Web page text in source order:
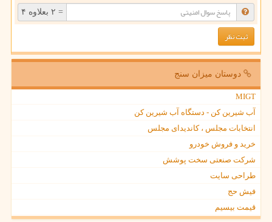
= ۲ بعلاوه ۴
دوستان میزان سنج
MIGT
آب شیرین کن - دستگاه آب شیرین کن
انتخابات مجلس ، کاندیدای مجلس
خرید و فروش خودرو
شرکت صنعتی سخت پوشش
طراحی سایت
فیش حج
قیمت بیسیم